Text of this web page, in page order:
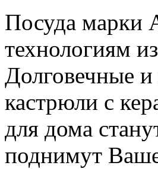
Посуда марки
технологиям
Долговечные
кастрюли с
для дома
поднимут